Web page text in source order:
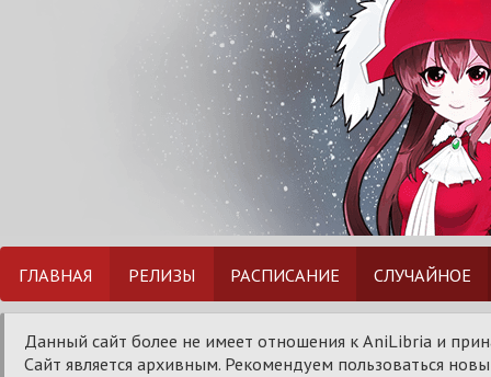
ГЛАВНАЯ РЕЛИЗЫ РАСПИСАНИЕ СЛУЧАЙНОЕ
Данный сайт более не имеет отношения к AniLibria и
Сайт является архивным. Рекомендуем пользоваться